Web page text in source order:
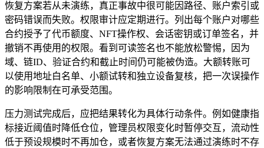
恢复方案若从未演练，真正事故中很可能因路径、账户索引或
密码错误而失败。权限审计应定期进行。列出每个账户对哪些
合约授予了代币额度、NFT操作权、会话密钥或订单签名，并
撤销不再使用的权限。看到可读签名也不能放松警惕，因为
域、链ID、验证合约和截止时间仍可能被伪造。大额转账可
以使用地址白名单、小额试转和独立设备复核，把一次误操作
的影响限制在可承受范围。
压力测试完成后，应把结果转化为具体行动条件。例如健康指
标接近阈值时降低仓位，管理员权限变化时暂停交互，流动性
低于预设规模时不再加仓，或者恢复方案无法通过演练时不存